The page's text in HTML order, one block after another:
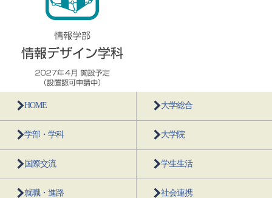
HOME 大学総合
学部・学科 大学院
国際交流 学生生活
就職・進路 社会連携